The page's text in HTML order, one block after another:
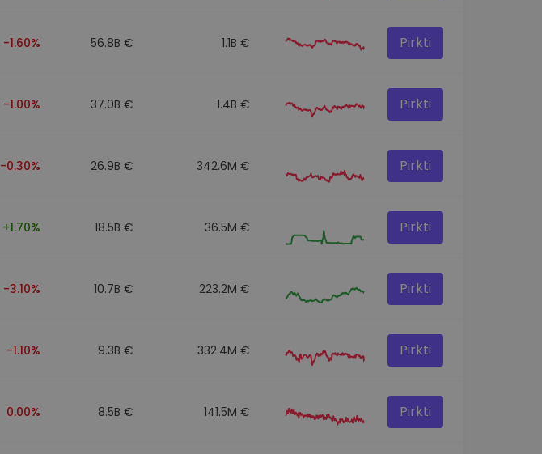
-1.60% 56.8B € 1.1B € Pirkti
-1.00% 37.0B € 1.4B € Pirkti
-0.30% 26.9B € 342.6M € Pirkti
+1.70% 18.5B € 36.5M € Pirkti
-3.10% 10.7B € 223.2M € Pirkti
-1.10% 9.3B € 332.4M € Pirkti
0.00% 8.5B € 141.5M € Pirkti